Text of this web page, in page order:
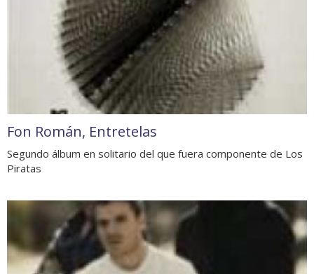
Fon Román, Entretelas
Segundo álbum en solitario del que fuera componente de Los
Piratas